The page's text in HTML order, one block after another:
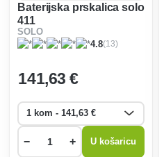
Baterijska prskalica solo
411
SOLO
4.8(13)
141,63 €
− + U košaricu